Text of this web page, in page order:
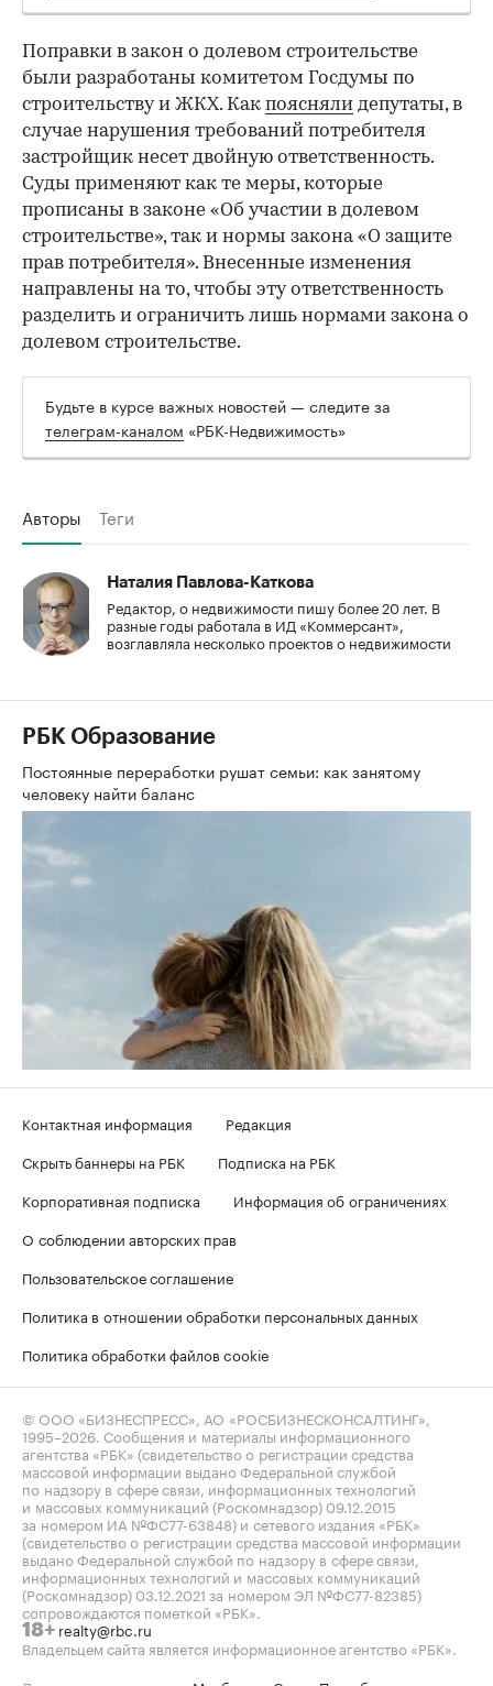
Поправки в закон о долевом строительстве
были разработаны комитетом Госдумы по
строительству и ЖКХ. Как поясняли депутаты, в
случае нарушения требований потребителя
застройщик несет двойную ответственность.
Суды применяют как те меры, которые
прописаны в законе «Об участии в долевом
строительстве», так и нормы закона «О защите
прав потребителя». Внесенные изменения
направлены на то, чтобы эту ответственность
разделить и ограничить лишь нормами закона о
долевом строительстве.
Будьте в курсе важных новостей — следите за
телеграм-каналом «РБК-Недвижимость»
Авторы Теги
Наталия Павлова-Каткова
Редактор, о недвижимости пишу более 20 лет. В
разные годы работала в ИД «Коммерсант»,
возглавляла несколько проектов о недвижимости
РБК Образование
Постоянные переработки рушат семьи: как занятому
человеку найти баланс
Контактная информация
Редакция
Скрыть баннеры на РБК
Подписка на РБК
Корпоративная подписка
Информация об ограничениях
О соблюдении авторских прав
Пользовательское соглашение
Политика в отношении обработки персональных данных
Политика обработки файлов cookie
© ООО «БИЗНЕСПРЕСС», АО «РОСБИЗНЕСКОНСАЛТИНГ»,
1995–2026 . Сообщения и материалы информационного
агентства «РБК» (свидетельство о регистрации средства
массовой информации выдано Федеральной службой
по надзору в сфере связи, информационных технологий
и массовых коммуникаций (Роскомнадзор) 09.12.2015
за номером ИА №ФС77-63848) и сетевого издания «РБК»
(свидетельство о регистрации средства массовой информации
выдано Федеральной службой по надзору в сфере связи,
информационных технологий и массовых коммуникаций
(Роскомнадзор) 03.12.2021 за номером ЭЛ №ФС77-82385)
сопровождаются пометкой «РБК».
18+ realty@rbc.ru
Владельцем сайта является информационное агентство «РБК».